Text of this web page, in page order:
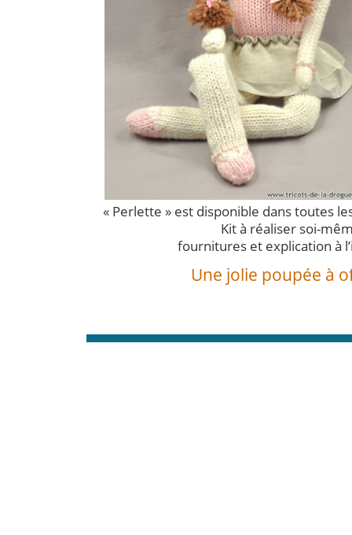
« Perlette » est disponible dans toutes
Kit à réaliser soi-
fournitures et explication à
Une jolie poupée à